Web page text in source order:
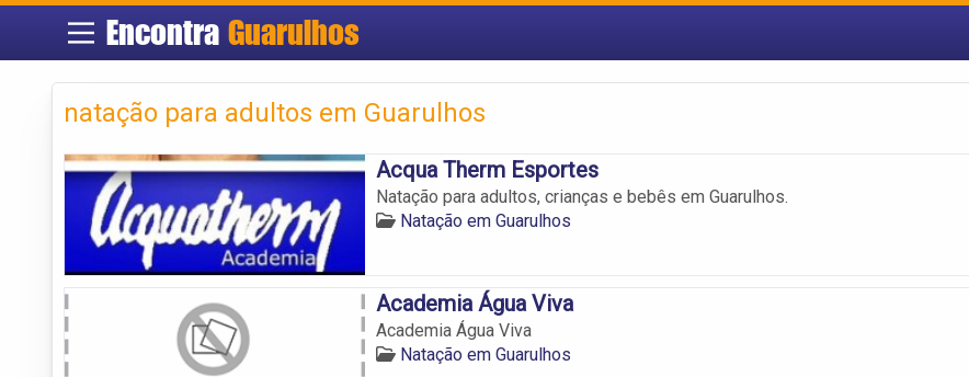
EncontraGuarulhos
natação para adultos em Guarulhos
Acqua Therm Esportes
Natação para adultos, crianças e bebês em Guarulhos.
Natação em Guarulhos
Academia Água Viva
Academia Água Viva
Natação em Guarulhos